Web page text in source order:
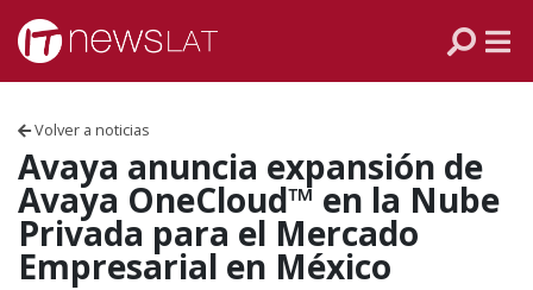
Skip to content
Volver a noticias
Avaya anuncia expansión de
Avaya OneCloud™ en la Nube
Privada para el Mercado
Empresarial en México
ECUADOR
PERÚ